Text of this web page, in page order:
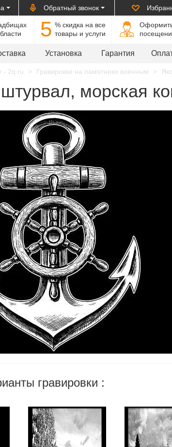
Обратный звонок
5 % cкидка на все
товары и услуги
Установка Гарантия
- 2q.ru Гравировки на памятники военным
морская
гравировки :